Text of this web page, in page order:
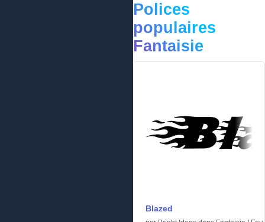
Polices
populaires
Fantaisie
Blazed